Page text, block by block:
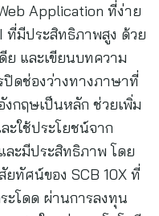
Application ที่ง่าย
ที่มีประสิทธิภาพสูง ด้วย
ย และเขียนบทความ
ดช่องว่างทางภาษาที่
กฤษเป็นหลัก ช่วยเพิ่ม
ะใช้ประโยชน์จาก
ละมีประสิทธิภาพ โดย
ยทัศน์ของ SCB 10X ที่
ะโดด ผ่านการลงทุน